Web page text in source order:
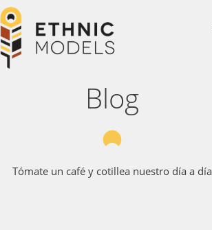
Pasar
al
contenido
principal
Blog
Tómate un café y cotillea nuestro día a día
BLOG
CONTACTA